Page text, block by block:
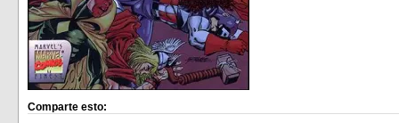
Comparte esto: